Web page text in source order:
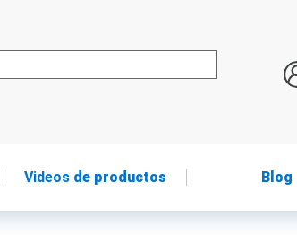
Videosde productos Blog